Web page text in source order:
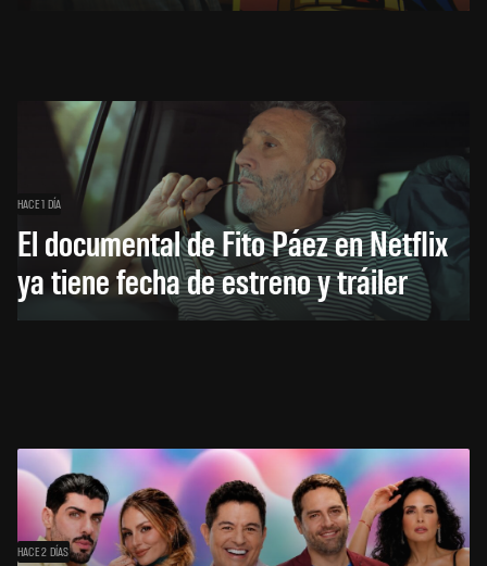
HACE 1 DÍA
El documental de Fito Páez en Netflix
ya tiene fecha de estreno y tráiler
HACE 2 DÍAS